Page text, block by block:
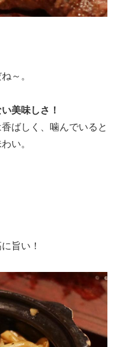
～。
美味しさ！
ばしく、噛んでいると
い。
旨い！